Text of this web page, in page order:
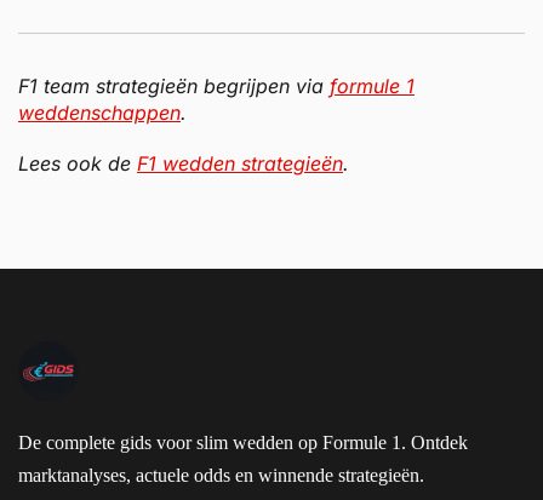
F1 team strategieën begrijpen via formule 1
weddenschappen.
Lees ook de F1 wedden strategieën.
De complete gids voor slim wedden op Formule 1. Ontdek
marktanalyses, actuele odds en winnende strategieën.